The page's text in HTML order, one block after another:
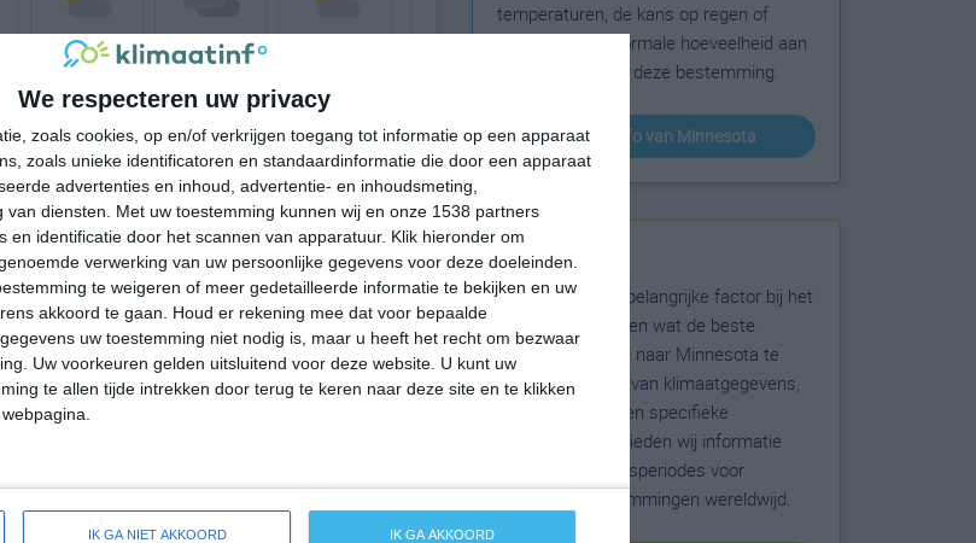
We respecteren uw privacy
zoals cookies, op en/of verkrijgen toegang tot informatie op een apparaat
zoals unieke identificatoren en standaardinformatie die door een apparaat
advertenties en inhoud, advertentie- en inhoudsmeting,
diensten.
Met uw toestemming kunnen wij en onze 1538 partners
en identificatie door het scannen van apparatuur. Klik hieronder om
verwerking van uw persoonlijke gegevens voor deze doeleinden.
te weigeren of meer gedetailleerde informatie te bekijken en uw
akkoord te gaan.
Houd er rekening mee dat voor bepaalde
uw toestemming niet nodig is, maar u heeft het recht om bezwaar
Uw voorkeuren gelden uitsluitend voor deze website. U kunt uw
te allen tijde intrekken door terug te keren naar deze site en te klikken
IK GA NIET AKKOORD IK GA AKKOORD
22° 15° 15°
19°C 18°C 21°C 23°C
07:00 10:00 13:00
07:00 10:00 13:00
2 WZW 1 ZW 1 NO 1
04:00
voor Silver Bay
temperaturen, de kans op regen of
sneeuw en de normale hoeveelheid aan
zonneschijn voor deze bestemming.
klimaatinfo van Minnesota
Beste reistijd
Het weer is een belangrijke factor bij het
reizen. Wil je weten wat de beste
maanden zijn om naar Minnesota te
reizen? Op basis van klimaatgegevens,
weersextremen en specifieke
weerinformatie bieden wij informatie
over de beste reisperiodes voor
duizenden bestemmingen wereldwijd.